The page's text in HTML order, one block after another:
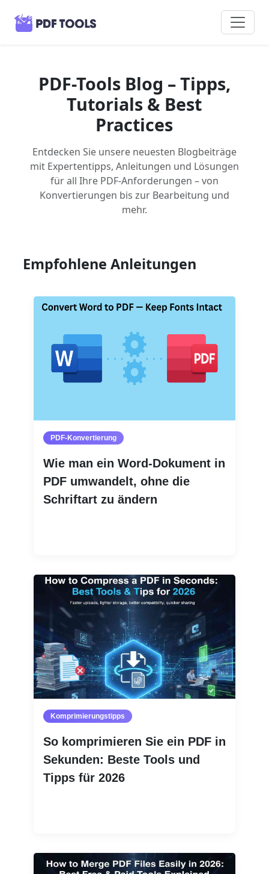
PDF-Tools Blog – Tipps,
Tutorials & Best
Practices
Entdecken Sie unsere neuesten Blogbeiträge
mit Expertentipps, Anleitungen und Lösungen
für all Ihre PDF-Anforderungen – von
Konvertierungen bis zur Bearbeitung und
mehr.
Empfohlene Anleitungen
PDF-Konvertierung
Wie man ein Word-Dokument in
PDF umwandelt, ohne die
Schriftart zu ändern
Komprimierungstipps
So komprimieren Sie ein PDF in
Sekunden: Beste Tools und
Tipps für 2026